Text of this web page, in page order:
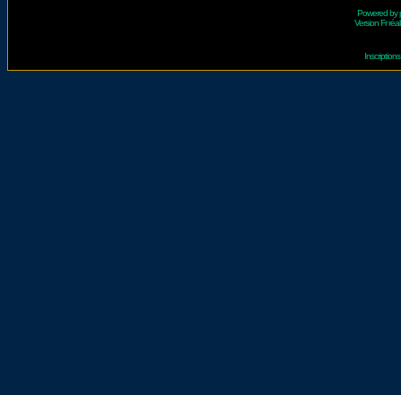
Powered by
Version Fr